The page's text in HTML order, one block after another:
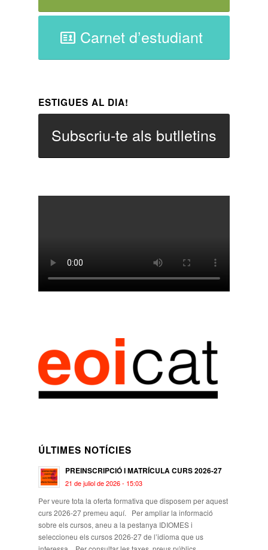
Carnet d’estudiant
ESTIGUES AL DIA!
Subscriu-te als butlletins
ÚLTIMES NOTÍCIES
PREINSCRIPCIÓ I MATRÍCULA CURS 2026-27
21 de juliol de 2026 - 15:03
Per veure tota la oferta formativa que disposem per aquest
curs 2026-27 premeu aquí. Per ampliar la informació
sobre els cursos, aneu a la pestanya IDIOMES i
seleccioneu els cursos 2026-27 de l’idioma que us